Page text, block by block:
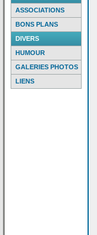
ASSOCIATIONS
BONS PLANS
DIVERS
HUMOUR
GALERIES PHOTOS
LIENS